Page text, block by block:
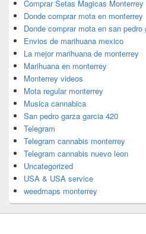
Comprar Setas Magicas Monterrey
Donde comprar mota en monterrey
Donde comprar mota en san pedro
Envios de marihuana mexico
La mejor marihuana de monterrey
Marihuana en monterrey
Monterrey videos
Mota regular monterrey
Musica cannabica
San pedro garza garcia 420
Telegram
Telegram cannabis monterrey
Telegram cannabis nuevo leon
Uncategorized
USA & USA service
weedmaps monterrey